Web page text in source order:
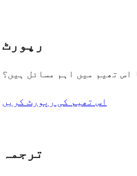
رپورٹ
اس تھیم میں اہم مسائل ہیں؟
اس تھیم کی رپورٹ کریں
ترجمہ